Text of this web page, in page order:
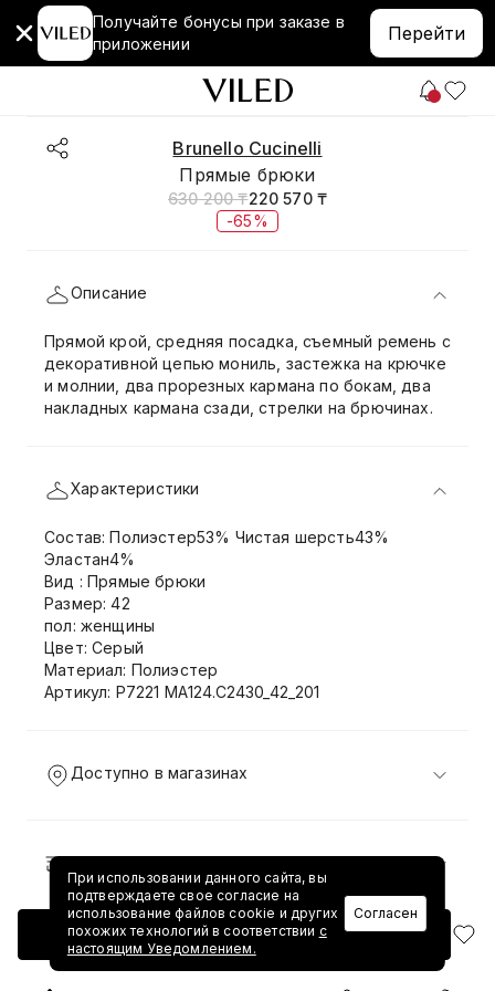
Получайте бонусы при заказе в
приложении
Перейти
Brunello Cucinelli
Прямые брюки
630 200 ₸220 570 ₸
-65%
Добавить в корзину
Описание
Прямой крой, средняя посадка, съемный ремень с
декоративной цепью мониль, застежка на крючке
и молнии, два прорезных кармана по бокам, два
накладных кармана сзади, стрелки на брючинах.
Характеристики
Состав: Полиэстер53% Чистая шерсть43%
Эластан4%
Вид : Прямые брюки
Размер: 42
пол: женщины
Цвет: Серый
Материал: Полиэстер
Артикул: P7221 MA124.C2430_42_201
Доступно в магазинах
Доставка и возврат
При использовании данного сайта, вы
подтверждаете свое согласие на
использование файлов cookie и других
похожих технологий в соответствии с
настоящим Уведомлением.
Согласен